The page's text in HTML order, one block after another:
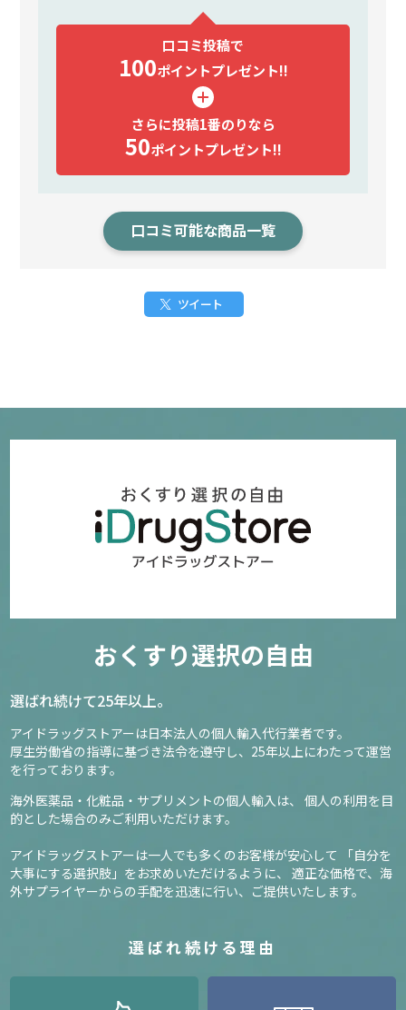
口コミ投稿で
100ポイントプレゼント!!
さらに投稿1番のりなら
50ポイントプレゼント!!
口コミ可能な商品一覧
ツイート
おくすり選択の自由
選ばれ続けて25年以上。
アイドラッグストアーは日本法人の個人輸入代行業者です。
厚生労働省の指導に基づき法令を遵守し、 25年以上にわたって運営
を行っております。
海外医薬品・化粧品・サプリメントの個人輸入は、
個人の利用を目
的とした場合のみご利用いただけます。
アイドラッグストアーは一人でも多くのお客様が安心して
「自分を
大事にする選択肢」をお求めいただけるように、
適正な価格で、海
外サプライヤーからの手配を迅速に行い、ご提供いたします。
選ばれ続ける理由